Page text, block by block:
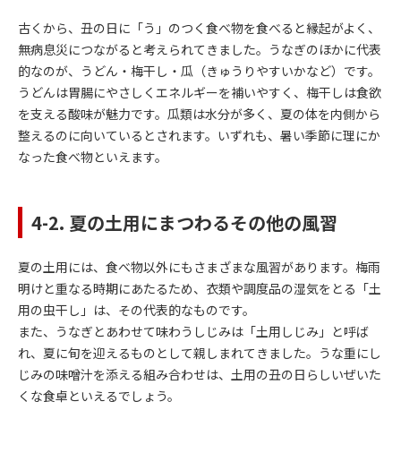
古くから、丑の日に「う」のつく食べ物を食べると縁起がよく、
無病息災につながると考えられてきました。うなぎのほかに代表
的なのが、うどん・梅干し・瓜（きゅうりやすいかなど）です。
うどんは胃腸にやさしくエネルギーを補いやすく、梅干しは食欲
を支える酸味が魅力です。瓜類は水分が多く、夏の体を内側から
整えるのに向いているとされます。いずれも、暑い季節に理にか
なった食べ物といえます。
4-2. 夏の土用にまつわるその他の風習
夏の土用には、食べ物以外にもさまざまな風習があります。梅雨
明けと重なる時期にあたるため、衣類や調度品の湿気をとる「土
用の虫干し」は、その代表的なものです。
また、うなぎとあわせて味わうしじみは「土用しじみ」と呼ば
れ、夏に旬を迎えるものとして親しまれてきました。うな重にし
じみの味噌汁を添える組み合わせは、土用の丑の日らしいぜいた
くな食卓といえるでしょう。